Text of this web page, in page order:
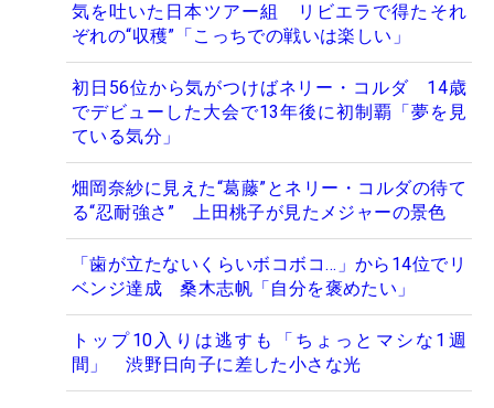
気を吐いた日本ツアー組 リビエラで得たそれ
ぞれの“収穫”「こっちでの戦いは楽しい」
初日56位から気がつけばネリー・コルダ 14歳
でデビューした大会で13年後に初制覇「夢を見
ている気分」
畑岡奈紗に見えた“葛藤”とネリー・コルダの待て
る“忍耐強さ” 上田桃子が見たメジャーの景色
「歯が立たないくらいボコボコ…」から14位でリ
ベンジ達成 桑木志帆「自分を褒めたい」
トップ10入りは逃すも「ちょっとマシな1週
間」 渋野日向子に差した小さな光